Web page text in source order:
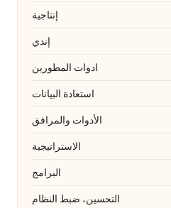
إنتاجية
إندي
ادوات المطورين
استعادة البيانات
الأدوات والمرافق
الاستراتيجية
البرامج
التحسين، ضبط النظام